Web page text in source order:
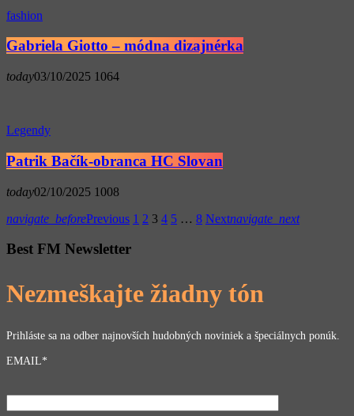
fashion
Gabriela Giotto – módna dizajnérka
today03/10/2025 1064
Legendy
Patrik Bačík-obranca HC Slovan
today02/10/2025 1008
navigate_beforePrevious 1 2 3 4 5 … 8 Nextnavigate_next
Best FM Newsletter
Nezmeškajte žiadny tón
Prihláste sa na odber najnovších hudobných noviniek a špeciálnych ponúk.
EMAIL*